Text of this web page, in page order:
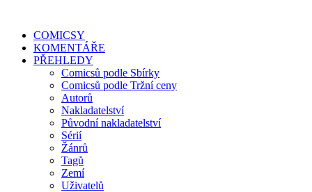
COMICSY
KOMENTÁŘE
PŘEHLEDY
Comicsů podle Sbírky
Comicsů podle Tržní ceny
Autorů
Nakladatelství
Původní nakladatelství
Sérií
Žánrů
Tagů
Zemí
Uživatelů